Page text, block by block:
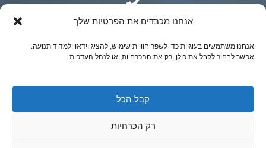
אנחנו מכבדים את הפרטיות שלך
אנחנו משתמשים בעוגיות כדי לשפר חוויית שימוש, להציג וידאו ולמדוד תנועה.
אפשר לבחור לקבל את כולן, רק את ההכרחיות, או לנהל העדפות.
קבל הכל
רק הכרחיות
050-9500525
© כל הזכויות שמורות ל"ר יובל קאופמן- כירורגיה
גניקולוגית מתקדמת | נבנה ע"י ADACTIVE